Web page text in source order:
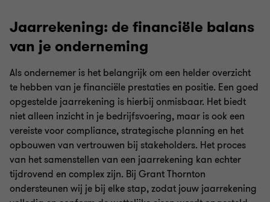
Jaarrekening: de financiële balans
van je onderneming
Als ondernemer is het belangrijk om een helder overzicht
te hebben van je financiële prestaties en positie. Een goed
opgestelde jaarrekening is hierbij onmisbaar. Het biedt
niet alleen inzicht in je bedrijfsvoering, maar is ook een
vereiste voor compliance, strategische planning en het
opbouwen van vertrouwen bij stakeholders. Het proces
van het samenstellen van een jaarrekening kan echter
tijdrovend en complex zijn. Bij Grant Thornton
ondersteunen wij je bij elke stap, zodat jouw jaarrekening